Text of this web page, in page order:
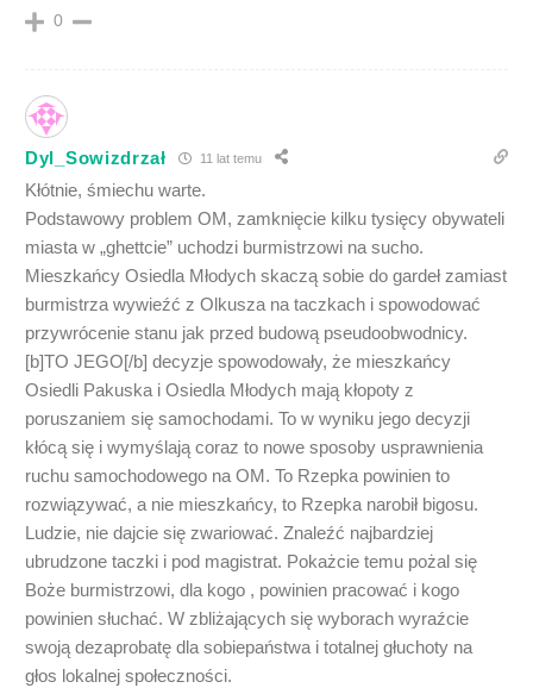
0
Dyl_Sowizdrzał 11 lat temu
Kłótnie, śmiechu warte.
Podstawowy problem OM, zamknięcie kilku tysięcy obywateli
miasta w „ghettcie” uchodzi burmistrzowi na sucho.
Mieszkańcy Osiedla Młodych skaczą sobie do gardeł zamiast
burmistrza wywieźć z Olkusza na taczkach i spowodować
przywrócenie stanu jak przed budową pseudoobwodnicy.
[b]TO JEGO[/b] decyzje spowodowały, że mieszkańcy
Osiedli Pakuska i Osiedla Młodych mają kłopoty z
poruszaniem się samochodami. To w wyniku jego decyzji
kłócą się i wymyślają coraz to nowe sposoby usprawnienia
ruchu samochodowego na OM. To Rzepka powinien to
rozwiązywać, a nie mieszkańcy, to Rzepka narobił bigosu.
Ludzie, nie dajcie się zwariować. Znaleźć najbardziej
ubrudzone taczki i pod magistrat. Pokażcie temu pożal się
Boże burmistrzowi, dla kogo , powinien pracować i kogo
powinien słuchać. W zbliżających się wyborach wyraźcie
swoją dezaprobatę dla sobiepaństwa i totalnej głuchoty na
głos lokalnej społeczności.